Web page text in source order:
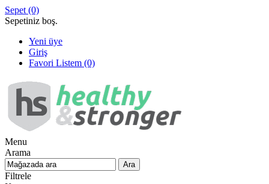
Sepet (0)
Sepetiniz boş.
Yeni üye
Giriş
Favori Listem (0)
Menu
Arama
Filtrele